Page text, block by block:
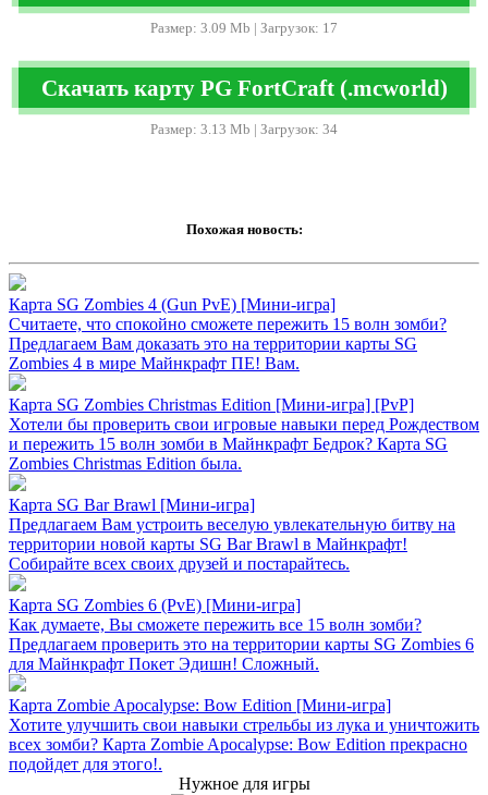
Размер: 3.09 Mb | Загрузок: 17
Скачать карту PG FortCraft (.mcworld)
Размер: 3.13 Mb | Загрузок: 34
Похожая новость:
Карта SG Zombies 4 (Gun PvE) [Mини-игра]
Считаете, что спокойно сможете пережить 15 волн зомби?
Предлагаем Вам доказать это на территории карты SG
Zombies 4 в мире Майнкрафт ПЕ! Вам.
Карта SG Zombies Christmas Edition [Мини-игра] [PvP]
Хотели бы проверить свои игровые навыки перед Рождеством
и пережить 15 волн зомби в Майнкрафт Бедрок? Карта SG
Zombies Christmas Edition была.
Карта SG Bar Brawl [Mини-игра]
Предлагаем Вам устроить веселую увлекательную битву на
территории новой карты SG Bar Brawl в Майнкрафт!
Собирайте всех своих друзей и постарайтесь.
Карта SG Zombies 6 (PvE) [Mини-игра]
Как думаете, Вы сможете пережить все 15 волн зомби?
Предлагаем проверить это на территории карты SG Zombies 6
для Майнкрафт Покет Эдишн! Сложный.
Карта Zombie Apocalypse: Bow Edition [Mини-игра]
Хотите улучшить свои навыки стрельбы из лука и уничтожить
всех зомби? Карта Zombie Apocalypse: Bow Edition прекрасно
подойдет для этого!.
Нужное для игры